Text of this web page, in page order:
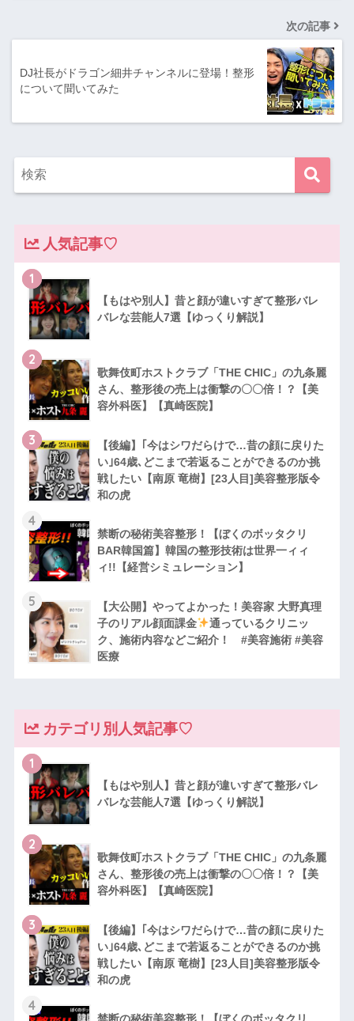
次の記事
DJ社長がドラゴン細井チャンネルに登場！整形
について聞いてみた
人気記事♡
1
【もはや別人】昔と顔が違いすぎて整形バレ
バレな芸能人7選【ゆっくり解説】
2
歌舞伎町ホストクラブ「THE CHIC」の九条麗
さん、整形後の売上は衝撃の〇〇倍！？【美
容外科医】【真崎医院】
3
【後編】｢今はシワだらけで…昔の顔に戻りた
い｣64歳､どこまで若返ることができるのか挑
戦したい【南原 竜樹】[23人目]美容整形版令
和の虎
4
禁断の秘術美容整形！【ぼくのボッタクリ
BAR韓国篇】韓国の整形技術は世界一ィィ
ィ!!【経営シミュレーション】
5
【大公開】やってよかった！美容家 大野真理
子のリアル顔面課金
通っているクリニッ
ク、施術内容などご紹介！ #美容施術 #美容
医療
カテゴリ別人気記事♡
1
【もはや別人】昔と顔が違いすぎて整形バレ
バレな芸能人7選【ゆっくり解説】
2
歌舞伎町ホストクラブ「THE CHIC」の九条麗
さん、整形後の売上は衝撃の〇〇倍！？【美
容外科医】【真崎医院】
3
【後編】｢今はシワだらけで…昔の顔に戻りた
い｣64歳､どこまで若返ることができるのか挑
戦したい【南原 竜樹】[23人目]美容整形版令
和の虎
4